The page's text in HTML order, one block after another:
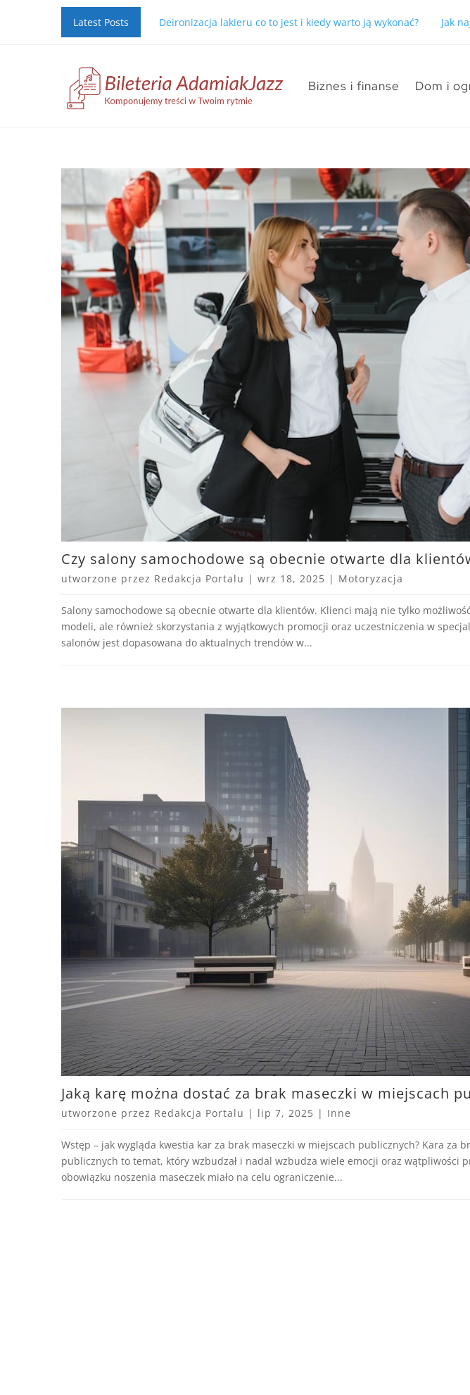
Latest Posts Deironizacja lakieru co to jest i kiedy warto ją wykonać? Jak
Biznes i finanse Dom i
Czy salony samochodowe są obecnie otwarte dla
utworzone przez Redakcja Portalu | wrz 18, 2025 | Motoryzacja
Salony samochodowe są obecnie otwarte dla klientów. Klienci mają nie tylko
modeli, ale również skorzystania z wyjątkowych promocji oraz uczestniczenia w
salonów jest dopasowana do aktualnych trendów w...
Jaką karę można dostać za brak maseczki w miejscach
utworzone przez Redakcja Portalu | lip 7, 2025 | Inne
Wstęp – jak wygląda kwestia kar za brak maseczki w miejscach publicznych? Kara za
publicznych to temat, który wzbudzał i nadal wzbudza wiele emocji oraz wątpliwości
obowiązku noszenia maseczek miało na celu ograniczenie...